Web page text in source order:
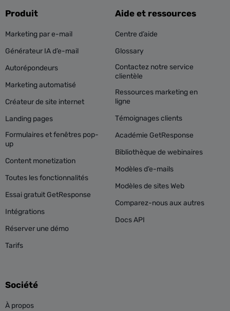
Produit
Marketing par e-mail
Générateur IA d’e-mail
Autorépondeurs
Marketing automatisé
Créateur de site internet
Landing pages
Formulaires et fenêtres pop-
up
Content monetization
Toutes les fonctionnalités
Essai gratuit GetResponse
Intégrations
Réserver une démo
Tarifs
Aide et ressources
Centre d’aide
Glossary
Contactez notre service
clientèle
Ressources marketing en
ligne
Témoignages clients
Académie GetResponse
Bibliothèque de webinaires
Modèles d’e-mails
Modèles de sites Web
Comparez-nous aux autres
Docs API
Société
À propos